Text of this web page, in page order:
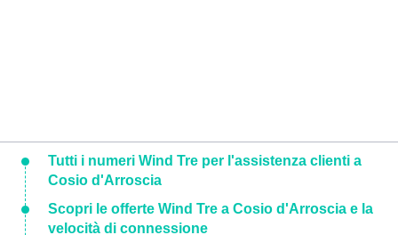
Tutti i numeri Wind Tre per l'assistenza clienti a
Cosio d'Arroscia
Scopri le offerte Wind Tre a Cosio d'Arroscia e la
velocità di connessione